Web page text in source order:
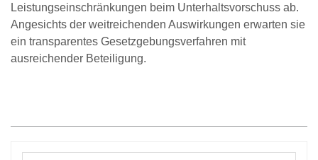
Leistungseinschränkungen beim Unterhaltsvorschuss ab.
Angesichts der weitreichenden Auswirkungen erwarten sie
ein transparentes Gesetzgebungsverfahren mit
ausreichender Beteiligung.